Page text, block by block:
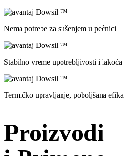
Nema potrebe za sušenjem u pećnici
Stabilno vreme upotrebljivosti i lakoća
Termičko upravljanje, poboljšana
Proizvodi